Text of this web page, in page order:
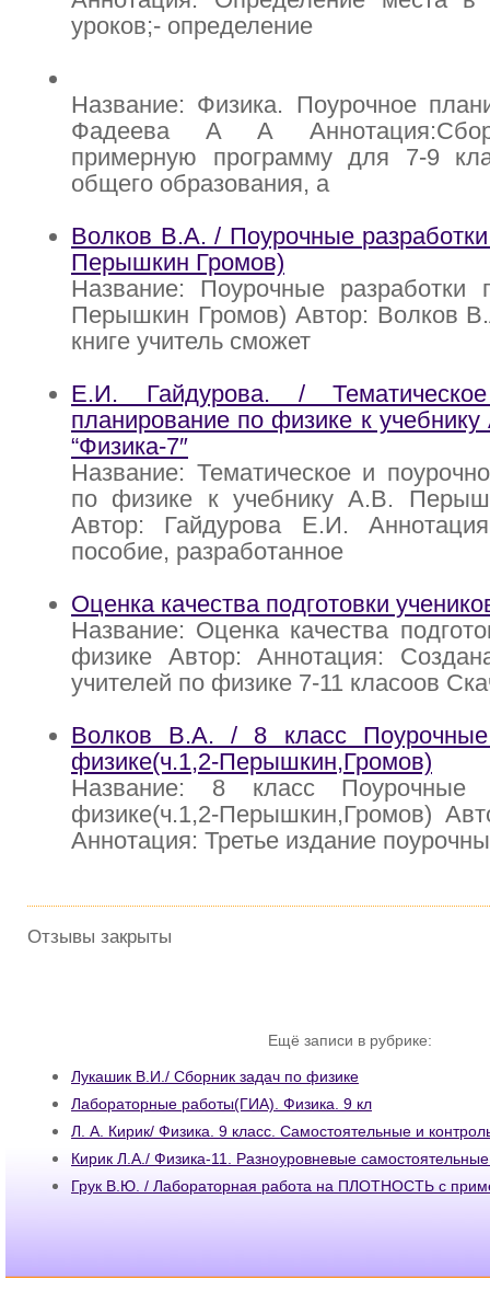
уроков;- определение
Название: Физика. Поурочное
Фадеева А А
примерную программу для 7-9
общего образования, а
Волков В.А. / Поурочные
Перышкин Громов)
Название: Поурочные разработки
Перышкин Громов) Автор: Волков
книге учитель сможет
Е.И. Гайдурова. /
планирование по физике к
“Физика-7″
Название: Тематическое и
по физике к учебнику А.В.
Автор: Гайдурова Е.И.
пособие, разработанное
Оценка качества подготовки
Название: Оценка качества
физике Автор: Аннотация:
учителей по физике 7-11 класоов
Волков В.А. / 8 класс Поурочные
физике(ч.1,2-Перышкин,Громов)
Название: 8 класс Поурочные
физике(ч.1,2-Перышкин,Громов)
Аннотация: Третье издание
Отзывы закрыты
Ещё записи в рубрике:
Лукашик В.И./ Сборник задач по физике
Лабораторные работы(ГИА). Физика. 9 кл
Л. А. Кирик/ Физика. 9 класс. Самостоятельные и
Кирик Л.А./ Физика-11. Разноуровневые
Грук В.Ю. / Лабораторная работа на ПЛОТНОСТЬ с